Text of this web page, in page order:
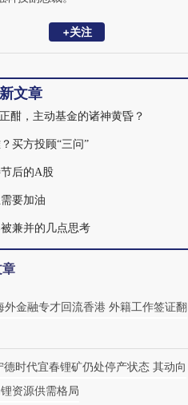
+关注
文章
酣，主动基金的诸神黄昏？
买方投顾“三问”
后的A股
要加油
兼并的几点思考
外金融专才回流香港 外籍工作签证翻
德时代宜春锂矿仍处停产状态 其动向
资源供需格局